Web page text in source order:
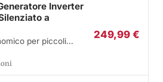
Inverter
a
per piccoli
249,99 €